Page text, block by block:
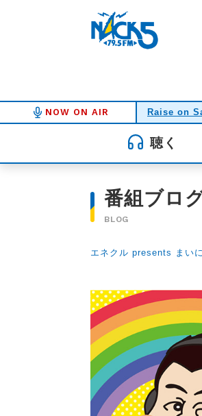
NOW ON AIR Raise on
聴く
番組ブロ
BLOG
エネクル presents まい